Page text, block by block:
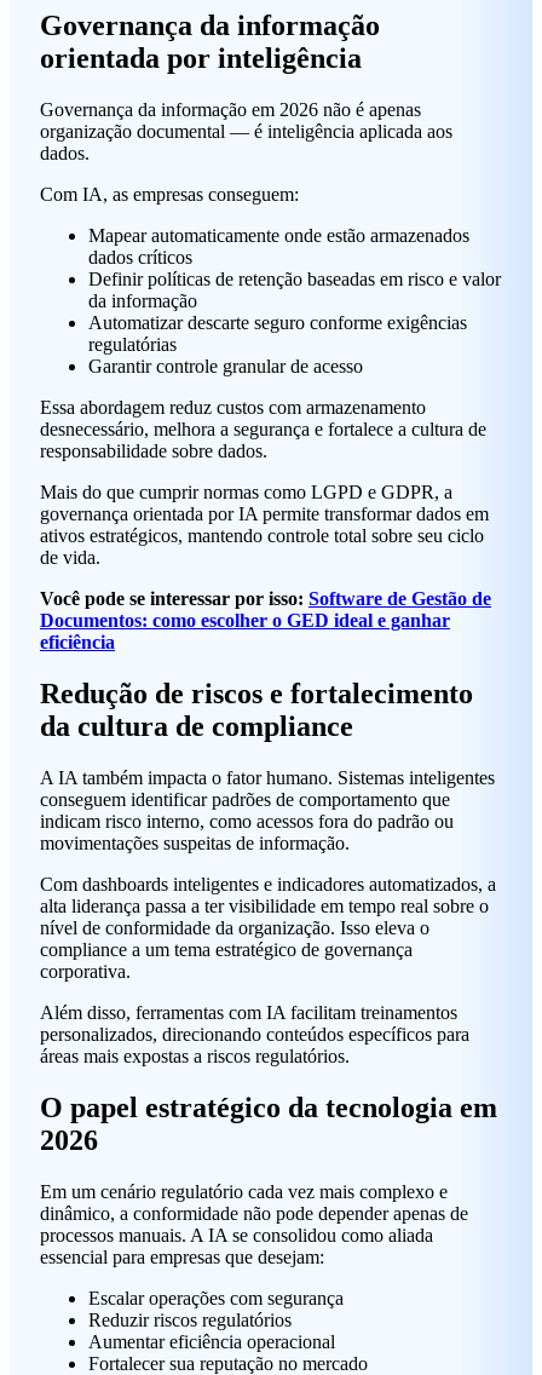
Governança da informação
orientada por inteligência
Governança da informação em 2026 não é apenas
organização documental — é inteligência aplicada aos
dados.
Com IA, as empresas conseguem:
Mapear automaticamente onde estão armazenados
dados críticos
Definir políticas de retenção baseadas em risco e valor
da informação
Automatizar descarte seguro conforme exigências
regulatórias
Garantir controle granular de acesso
Essa abordagem reduz custos com armazenamento
desnecessário, melhora a segurança e fortalece a cultura de
responsabilidade sobre dados.
Mais do que cumprir normas como LGPD e GDPR, a
governança orientada por IA permite transformar dados em
ativos estratégicos, mantendo controle total sobre seu ciclo
de vida.
Você pode se interessar por isso: Software de Gestão de
Documentos: como escolher o GED ideal e ganhar
eficiência
Redução de riscos e fortalecimento
da cultura de compliance
A IA também impacta o fator humano. Sistemas inteligentes
conseguem identificar padrões de comportamento que
indicam risco interno, como acessos fora do padrão ou
movimentações suspeitas de informação.
Com dashboards inteligentes e indicadores automatizados, a
alta liderança passa a ter visibilidade em tempo real sobre o
nível de conformidade da organização. Isso eleva o
compliance a um tema estratégico de governança
corporativa.
Além disso, ferramentas com IA facilitam treinamentos
personalizados, direcionando conteúdos específicos para
áreas mais expostas a riscos regulatórios.
O papel estratégico da tecnologia em
2026
Em um cenário regulatório cada vez mais complexo e
dinâmico, a conformidade não pode depender apenas de
processos manuais. A IA se consolidou como aliada
essencial para empresas que desejam:
Escalar operações com segurança
Reduzir riscos regulatórios
Aumentar eficiência operacional
Fortalecer sua reputação no mercado